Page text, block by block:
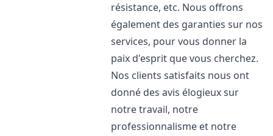
résistance, etc. Nous offrons
également des garanties sur nos
services, pour vous donner la
paix d'esprit que vous cherchez.
Nos clients satisfaits nous ont
donné des avis élogieux sur
notre travail, notre
professionnalisme et notre